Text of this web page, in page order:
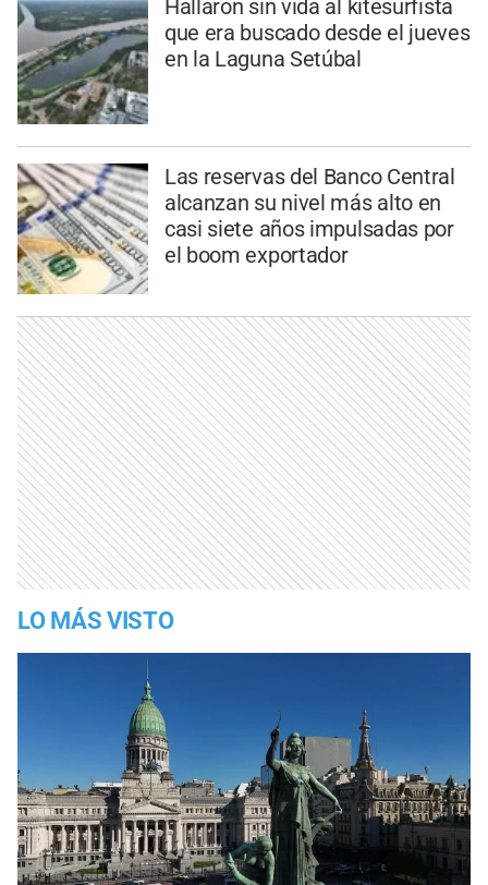
Hallaron sin vida al kitesurfista
que era buscado desde el jueves
en la Laguna Setúbal
Las reservas del Banco Central
alcanzan su nivel más alto en
casi siete años impulsadas por
el boom exportador
LO MÁS VISTO